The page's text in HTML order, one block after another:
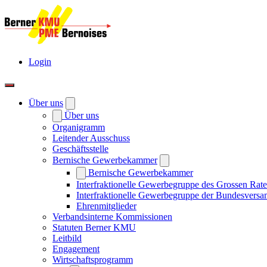
Login
Über uns
Über uns
Organigramm
Leitender Ausschuss
Geschäftsstelle
Bernische Gewerbekammer
Bernische Gewerbekammer
Interfraktionelle Gewerbegruppe des Grossen
Interfraktionelle Gewerbegruppe der
Ehrenmitglieder
Verbandsinterne Kommissionen
Statuten Berner KMU
Leitbild
Engagement
Wirtschaftsprogramm